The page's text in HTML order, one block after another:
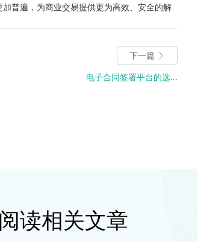
普遍，为商业交易提供更为高效、安全的解
下一篇
电子合同签署平台的选...
阅读相关文章